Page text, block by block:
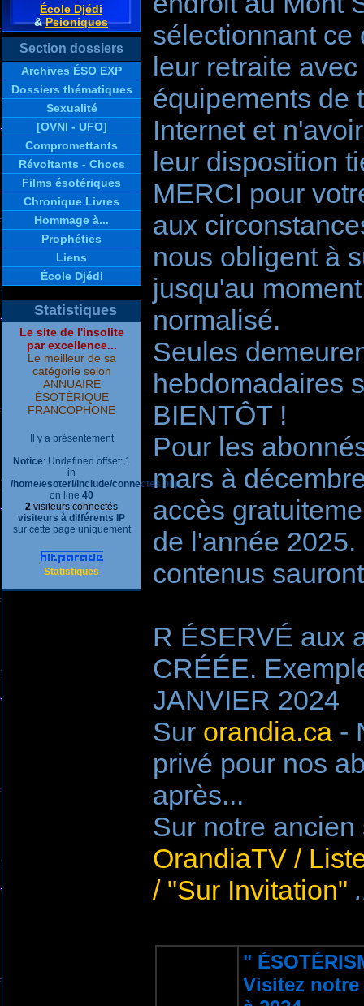
École Djédi
&Psioniques
Section dossiers
Archives ÉSO EXP
Dossiers thématiques
Sexualité
[OVNI - UFO]
Compromettants
Révoltants - Chocs
Films ésotériques
Chronique Livres
Hommage à...
Prophéties
Liens
École Djédi
Statistiques
Le site de l'insolite
par excellence...
Le meilleur de sa
catégorie selon
ANNUAIRE
ÉSOTÉRIQUE
FRANCOPHONE
Il y a présentement
Notice: Undefined offset: 1
in
/home/esoteri/include/connectes.php
on line 40
2 visiteurs connectés
visiteurs à différents IP
sur cette page uniquement
Statistiques
sélectionnant ce
leur retraite
équipements de
Internet et
leur disposition
MERCI pour
aux
nous obligent à
jusqu'au
normalisé.
Seules
hebdomadaires
BIENTÔT !
Pour les
mars à
accès
de l'année
contenus
R ÉSERVÉ aux
CRÉÉE.
JANVIER 2024
Sur orandia.ca -
privé pour nos
après...
Sur notre
OrandiaTV /
/ "Sur Invitation"
"
Visitez notre